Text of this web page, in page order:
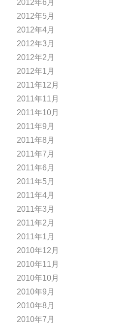
2012年6月
2012年5月
2012年4月
2012年3月
2012年2月
2012年1月
2011年12月
2011年11月
2011年10月
2011年9月
2011年8月
2011年7月
2011年6月
2011年5月
2011年4月
2011年3月
2011年2月
2011年1月
2010年12月
2010年11月
2010年10月
2010年9月
2010年8月
2010年7月